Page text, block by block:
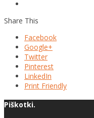
Share This
Facebook
Google+
Twitter
Pinterest
LinkedIn
Print Friendly
Piškotki.